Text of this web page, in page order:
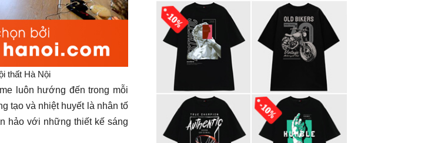
thất Hà Nội
luôn hướng đến trong mỗi
tạo và nhiệt huyết là nhân tố
hảo với những thiết kế sáng